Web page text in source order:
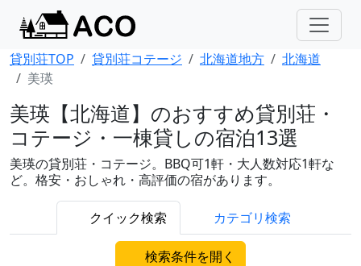
貸別荘TOP 貸別荘コテージ 北海道地方
北海道
美瑛
美瑛【北海道】のおすすめ貸別荘・
コテージ・一棟貸しの宿泊13選
美瑛の貸別荘・コテージ。BBQ可1軒・大人数対応1軒な
ど。格安・おしゃれ・高評価の宿があります。
クイック検索 カテゴリ検索
検索条件を開く